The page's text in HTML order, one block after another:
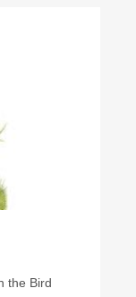
the Bird